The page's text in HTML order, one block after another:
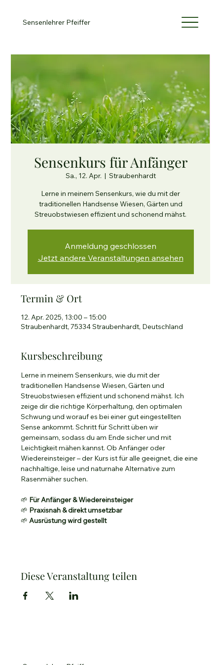
Sensenlehrer Pfeiffer
Sensenkurs für Anfänger
Sa., 12. Apr.
  |
Straubenhardt
Lerne in meinem Sensenkurs, wie du mit der
traditionellen Handsense Wiesen, Gärten und
Streuobstwiesen effizient und schonend mähst.
Anmeldung geschlossen
Jetzt andere Veranstaltungen ansehen
Termin & Ort
12. Apr. 2025, 13:00 – 15:00
Straubenhardt, 75334 Straubenhardt, Deutschland
Kursbeschreibung
Lerne in meinem Sensenkurs, wie du mit der
traditionellen Handsense Wiesen, Gärten und
Streuobstwiesen effizient und schonend mähst. Ich
zeige dir die richtige Körperhaltung, den optimalen
Schwung und worauf es bei einer gut eingestellten
Sense ankommt. Schritt für Schritt üben wir
gemeinsam, sodass du am Ende sicher und mit
Leichtigkeit mähen kannst. Ob Anfänger oder
Wiedereinsteiger – der Kurs ist für alle geeignet, die eine
nachhaltige, leise und naturnahe Alternative zum
Rasenmäher suchen.
🌱 Für Anfänger & Wiedereinsteiger
🌱 Praxisnah & direkt umsetzbar
🌱 Ausrüstung wird gestellt
Diese Veranstaltung teilen